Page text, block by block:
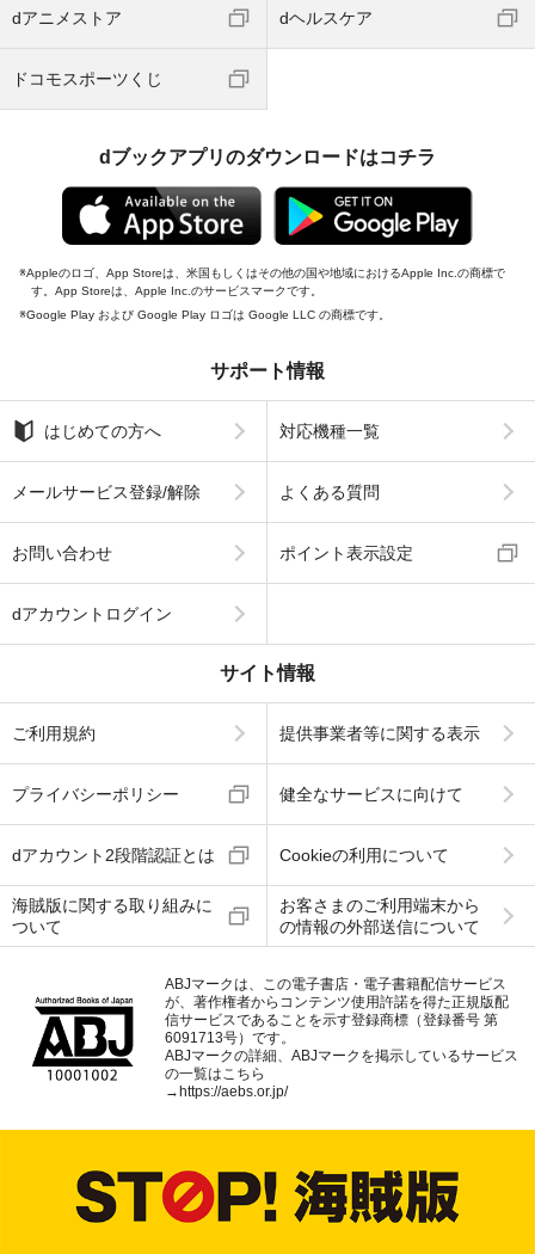
dアニメストア dヘルスケア
ドコモスポーツくじ
dブックアプリのダウンロードはコチラ
Appleのロゴ、App Storeは、米国もしくはその他の国や地域におけるApple Inc.の商標で
す。App Storeは、Apple Inc.のサービスマークです。
Google Play および Google Play ロゴは Google LLC の商標です。
サポート情報
はじめての方へ 対応機種一覧
メールサービス登録/解除 よくある質問
お問い合わせ ポイント表示設定
dアカウントログイン
サイト情報
ご利用規約 提供事業者等に関する表示
プライバシーポリシー 健全なサービスに向けて
dアカウント2段階認証とは Cookieの利用について
海賊版に関する取り組みに
ついて
お客さまのご利用端末から
の情報の外部送信について
ABJマークは、この電子書店・電子書籍配信サービス
が、著作権者からコンテンツ使用許諾を得た正規版配
信サービスであることを示す登録商標（登録番号 第
6091713号）です。
ABJマークの詳細、ABJマークを掲示しているサービス
の一覧はこちら
→ https://aebs.or.jp/